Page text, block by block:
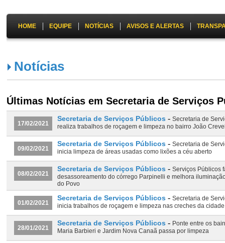
HOME EQUIPE NOTÍCIAS AVISOS E ALERTAS
Notícias
Últimas Notícias em Secretaria de Serviços
17/02/2021
Secretaria de Serviços Públicos - Secretaria de
realiza trabalhos de roçagem e limpeza no bairro João
09/02/2021
Secretaria de Serviços Públicos - Secretaria de
inicia limpeza de áreas usadas como lixões a céu aberto
08/02/2021
Secretaria de Serviços Públicos - Serviços Públicos
desassoreamento do córrego Parpinelli e melhora
do Povo
01/02/2021
Secretaria de Serviços Públicos - Secretaria de
inicia trabalhos de roçagem e limpeza nas creches da cidade
28/01/2021
Secretaria de Serviços Públicos - Ponte entre os
Maria Barbieri e Jardim Nova Canaã passa por limpeza